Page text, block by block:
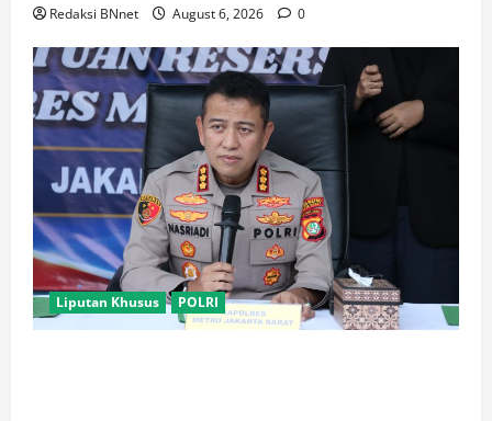
Redaksi BNnet August 6, 2026 0
Liputan Khusus POLRI